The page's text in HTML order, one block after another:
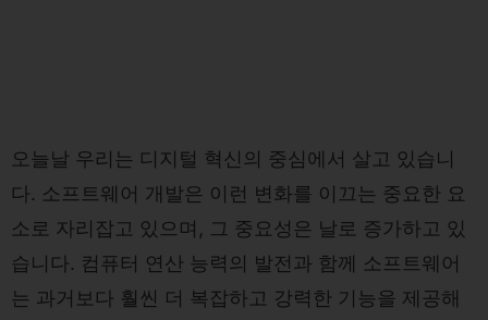
오늘날 우리는 디지털 혁신의 중심에서 살고 있습니
다. 소프트웨어 개발은 이런 변화를 이끄는 중요한 요
소로 자리잡고 있으며, 그 중요성은 날로 증가하고 있
습니다. 컴퓨터 연산 능력의 발전과 함께 소프트웨어
는 과거보다 훨씬 더 복잡하고 강력한 기능을 제공해